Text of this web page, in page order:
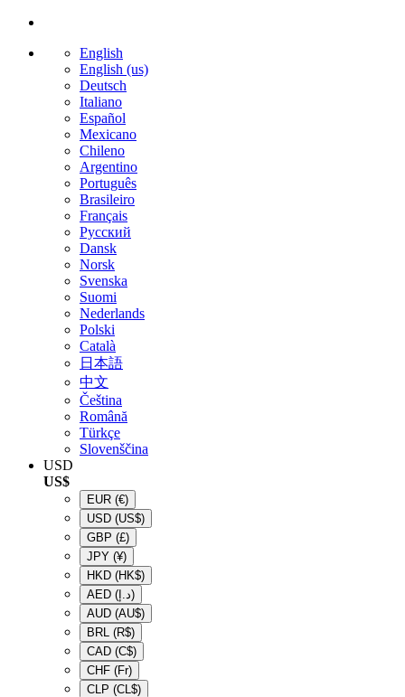
English
English (us)
Deutsch
Italiano
Español
Mexicano
Chileno
Argentino
Português
Brasileiro
Français
Русский
Dansk
Norsk
Svenska
Suomi
Nederlands
Polski
Català
日本語
中文
Čeština
Română
Türkçe
Slovenščina
USD
US$
EUR (€)
USD (US$)
GBP (£)
JPY (¥)
HKD (HK$)
AED
(د.إ)
AUD (AU$)
BRL (R$)
CAD (C$)
CHF (Fr)
CLP (CL$)